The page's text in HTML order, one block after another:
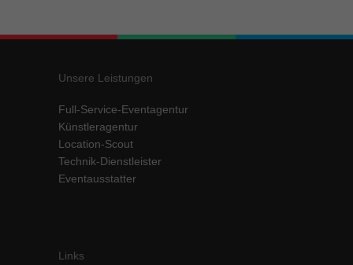
Unsere Leistungen
Full-Service-Eventagentur
Künstleragentur
Location-Scout
Technik-Dienstleister
Eventausstatter
Links